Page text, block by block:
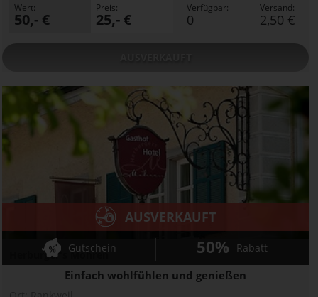
Wert:
50,- €
Preis:
25,- €
Verfügbar:
0
Versand:
2,50 €
Herburger's Mohren
Einfach wohlfühlen und genießen
AUSVERKAUFT
Gutschein 50% Rabatt